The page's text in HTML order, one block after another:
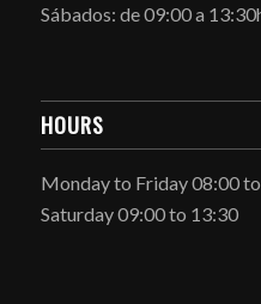
Sábados: de 09:00 a
HOURS
Monday to Friday 08:00
Saturday 09:00 to 13:30